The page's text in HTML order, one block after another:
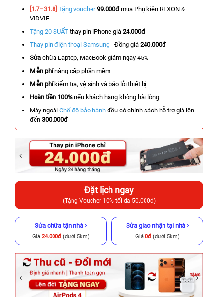
[1.7–31.8] Tặng voucher 99.000đmua Phụ kiện REXON &
VIDVIE
Tặng 20 SUẤT thay pin iPhone giá 24.000đ
Thay pin điện thoại Samsung - Đồng giá 240.000đ
Sửa chữa Laptop, MacBook giảm ngay 45%
Miễn phínâng cấp phần mềm
Miễn phíkiểm tra, vệ sinh và báo lỗi thiết bị
Hoàn tiền 100% nếu khách hàng không hài lòng
Máy ngoài Chế độ bảo hành đều có chính sách hỗ trợ giá lên
đến 300.000đ
Đặt lịch ngay
(Tặng Voucher 10% tối đa 50.000đ)
Sửa chữa tận nhà
Giá 24.000đ(dưới 5km)
Sửa giao nhận tại nhà
Giá 0đ (dưới 5km)